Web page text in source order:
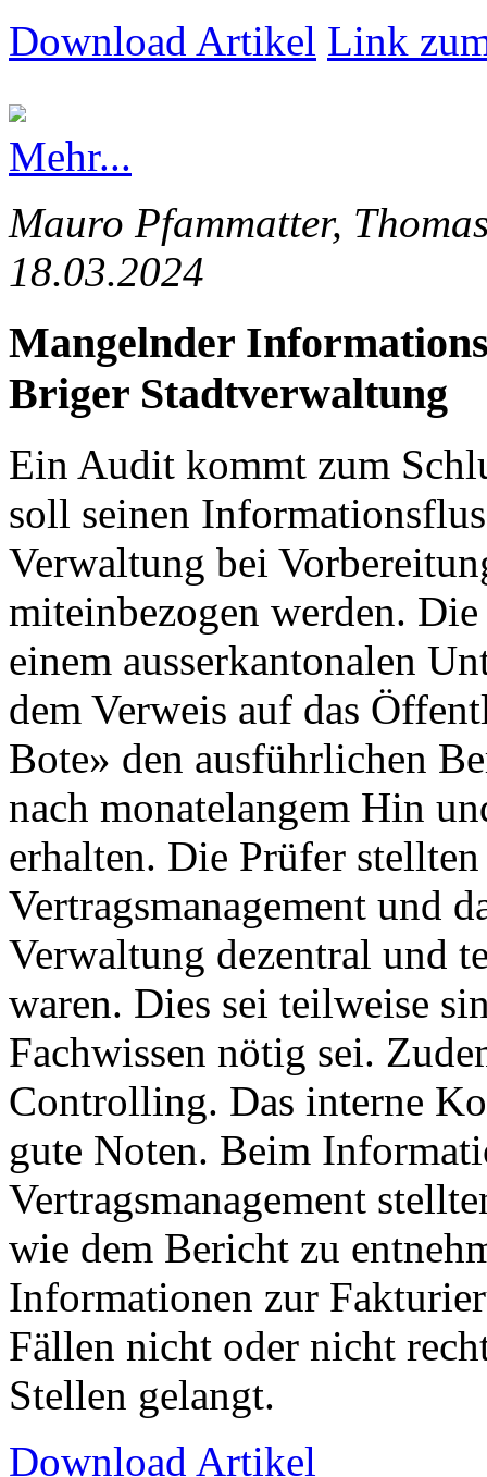
Download Artikel Link
Mehr...
Mauro Pfammatter,
18.03.2024
Mangelnder
Briger Stadtverwaltung
Ein Audit kommt zum
soll seinen
Verwaltung bei
miteinbezogen werden.
einem ausserkantonalen
dem Verweis auf das
Bote» den ausführlichen
nach monatelangem Hin
erhalten. Die Prüfer stellten
Vertragsmanagement und
Verwaltung dezentral und
waren. Dies sei teilweise
Fachwissen nötig sei.
Controlling. Das interne
gute Noten. Beim
Vertragsmanagement
wie dem Bericht zu
Informationen zur
Fällen nicht oder nicht
Stellen gelangt.
Download Artikel